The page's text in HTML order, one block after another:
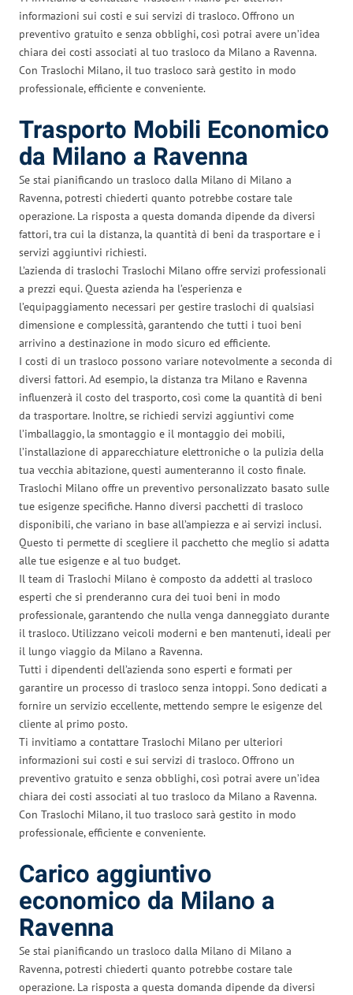
informazioni sui costi e sui servizi di trasloco. Offrono un
preventivo gratuito e senza obblighi, così potrai avere un’idea
chiara dei costi associati al tuo trasloco da Milano a Ravenna.
Con Traslochi Milano, il tuo trasloco sarà gestito in modo
professionale, efficiente e conveniente.
Trasporto Mobili Economico
da Milano a Ravenna
Se stai pianificando un trasloco dalla Milano di Milano a
Ravenna, potresti chiederti quanto potrebbe costare tale
operazione. La risposta a questa domanda dipende da diversi
fattori, tra cui la distanza, la quantità di beni da trasportare e i
servizi aggiuntivi richiesti.
L’azienda di traslochi Traslochi Milano offre servizi professionali
a prezzi equi. Questa azienda ha l’esperienza e
l’equipaggiamento necessari per gestire traslochi di qualsiasi
dimensione e complessità, garantendo che tutti i tuoi beni
arrivino a destinazione in modo sicuro ed efficiente.
I costi di un trasloco possono variare notevolmente a seconda di
diversi fattori. Ad esempio, la distanza tra Milano e Ravenna
influenzerà il costo del trasporto, così come la quantità di beni
da trasportare. Inoltre, se richiedi servizi aggiuntivi come
l’imballaggio, la smontaggio e il montaggio dei mobili,
l’installazione di apparecchiature elettroniche o la pulizia della
tua vecchia abitazione, questi aumenteranno il costo finale.
Traslochi Milano offre un preventivo personalizzato basato sulle
tue esigenze specifiche. Hanno diversi pacchetti di trasloco
disponibili, che variano in base all’ampiezza e ai servizi inclusi.
Questo ti permette di scegliere il pacchetto che meglio si adatta
alle tue esigenze e al tuo budget.
Il team di Traslochi Milano è composto da addetti al trasloco
esperti che si prenderanno cura dei tuoi beni in modo
professionale, garantendo che nulla venga danneggiato durante
il trasloco. Utilizzano veicoli moderni e ben mantenuti, ideali per
il lungo viaggio da Milano a Ravenna.
Tutti i dipendenti dell’azienda sono esperti e formati per
garantire un processo di trasloco senza intoppi. Sono dedicati a
fornire un servizio eccellente, mettendo sempre le esigenze del
cliente al primo posto.
Ti invitiamo a contattare Traslochi Milano per ulteriori
informazioni sui costi e sui servizi di trasloco. Offrono un
preventivo gratuito e senza obblighi, così potrai avere un’idea
chiara dei costi associati al tuo trasloco da Milano a Ravenna.
Con Traslochi Milano, il tuo trasloco sarà gestito in modo
professionale, efficiente e conveniente.
Carico aggiuntivo
economico da Milano a
Ravenna
Se stai pianificando un trasloco dalla Milano di Milano a
Ravenna, potresti chiederti quanto potrebbe costare tale
operazione. La risposta a questa domanda dipende da diversi